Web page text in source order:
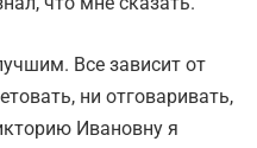
Все зависит от
ни отговаривать,
Ивановну я